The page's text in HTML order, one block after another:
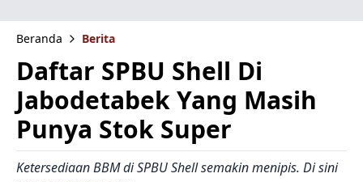
Beranda Berita
Daftar SPBU Shell Di
Jabodetabek Yang Masih
Punya Stok Super
Ketersediaan BBM di SPBU Shell semakin menipis. Di sini